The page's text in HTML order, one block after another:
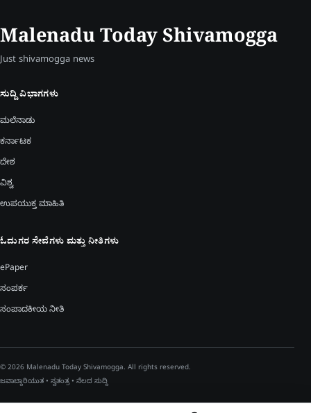
Malenadu Today Shivamogga
Just shivamogga news
ಸುದ್ದಿ ವಿಭಾಗಗಳು
ಮಲೆನಾಡು
ಕರ್ನಾಟಕ
ದೇಶ
ವಿಶ್ವ
ಉಪಯುಕ್ತ ಮಾಹಿತಿ
ಓದುಗರ ಸೇವೆಗಳು ಮತ್ತು ನೀತಿಗಳು
ePaper
ಸಂಪರ್ಕ
ಸಂಪಾದಕೀಯ ನೀತಿ
© 2026 Malenadu Today Shivamogga. All rights reserved.
ಜವಾಬ್ದಾರಿಯುತ • ಸ್ವತಂತ್ರ • ನೆಲದ ಸುದ್ದಿ